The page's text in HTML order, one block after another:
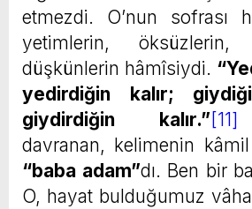
etmezdi. O’nun sofrası
yetimlerin, öksüzlerin,
düşkünlerin hâmîsiydi.
yedirdiğin kalır;
giydirdiğin kalır.” [11]
davranan, kelimenin
“baba adam”dı. Ben bir
O, hayat bulduğumuz vâha,